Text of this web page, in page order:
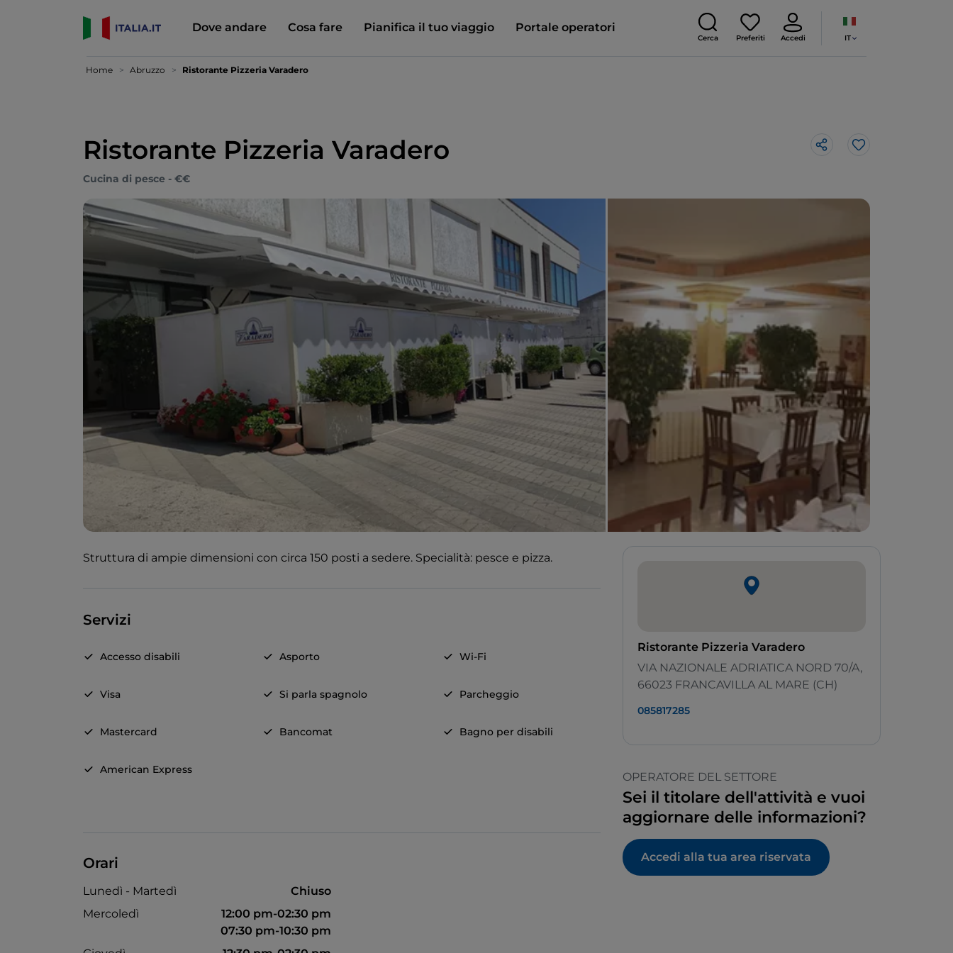
Dove andare Cosa fare Pianifica il tuo viaggio Portale operatori
Cerca Preferiti Accedi IT
Home Abruzzo Ristorante Pizzeria Varadero
Ristorante Pizzeria Varadero Like
Cucina di pesce - €€
Struttura di ampie dimensioni con circa 150 posti a sedere. Specialità: pesce e pizza.
Servizi
Accesso disabili Asporto Wi-Fi
Visa Si parla spagnolo Parcheggio
Mastercard Bancomat Bagno per disabili
American Express
Orari
Lunedì - Martedì
Chiuso
Mercoledì
12:00 pm-02:30 pm
07:30 pm-10:30 pm
Ristorante Pizzeria Varadero
VIA NAZIONALE ADRIATICA NORD 70/A,
66023 FRANCAVILLA AL MARE (CH)
085817285
OPERATORE DEL SETTORE
Sei il titolare dell'attività e vuoi
aggiornare delle informazioni?
Accedi alla tua area riservata